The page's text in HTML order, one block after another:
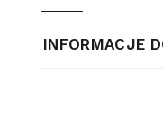
INFORMACJE